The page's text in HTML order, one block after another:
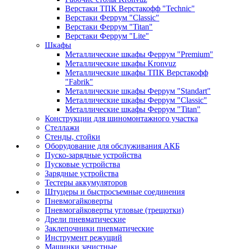
Верстаки ТПК Верстакофф "Technic"
Верстаки Феррум "Classic"
Верстаки Феррум "Titan"
Верстаки Феррум "Lite"
Шкафы
Металлические шкафы Феррум "Premium"
Металлические шкафы Kronvuz
Металлические шкафы ТПК Верстакофф
"Fabrik"
Металлические шкафы Феррум "Standart"
Металлические шкафы Феррум "Classic"
Металлические шкафы Феррум "Titan"
Конструкции для шиномонтажного участка
Стеллажи
Стенды, стойки
Оборудование для обслуживания АКБ
Пуско-зарядные устройства
Пусковые устройства
Зарядные устройства
Тестеры аккумуляторов
Штуцеры и быстросъемные соединения
Пневмогайковерты
Пневмогайковерты угловые (трещотки)
Дрели пневматические
Заклепочники пневматические
Инструмент режущий
Машинки зачистные